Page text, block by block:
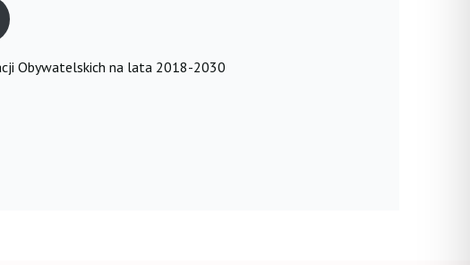
Obywatelskich na lata 2018-2030